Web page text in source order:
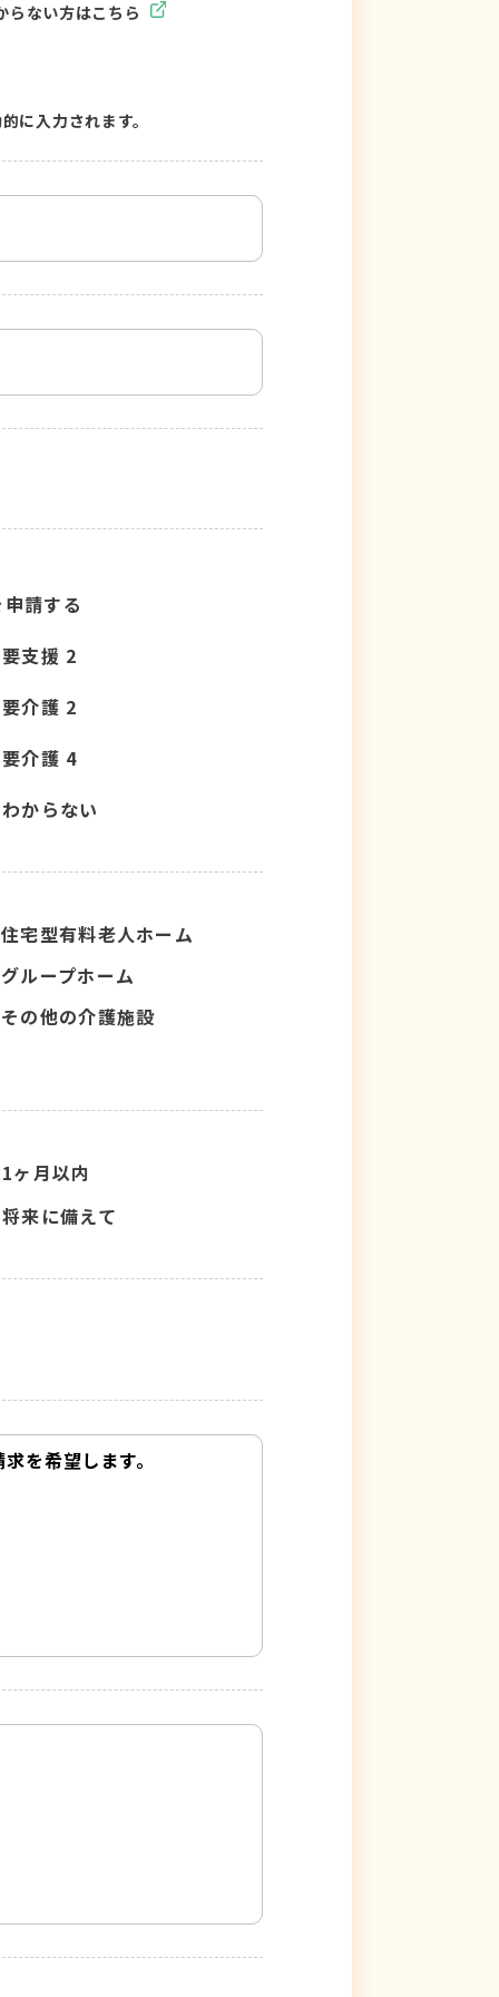
らない方はこちら
に入力されます。
請する
要支援 2
要介護 2
要介護 4
わからない
住宅型有料老人ホーム
グループホーム
その他の介護施設
1ヶ月以内
将来に備えて